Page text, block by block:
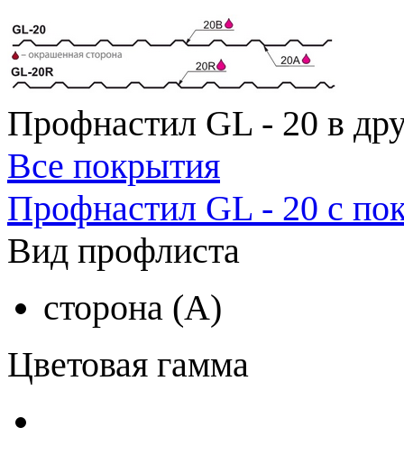
Профнастил GL - 20 в
Все покрытия
Профнастил GL - 20 с
Вид профлиста
сторона (A)
Цветовая гамма